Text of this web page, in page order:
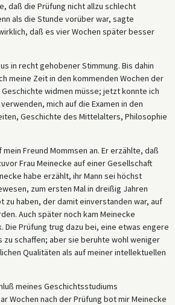
daß die Prüfung nicht allzu schlecht
als die Stunde vorüber war, sagte
daß es vier Wochen später besser
in recht gehobener Stimmung. Bis dahin
meine Zeit in den kommenden Wochen der
widmen müsse; jetzt konnte ich
mich auf die Examen in den
Geschichte des Mittelalters, Philosophie
Freund Mommsen an. Er erzählte, daß
Frau Meinecke auf einer Gesellschaft
habe erzählt, ihr Mann sei höchst
zum ersten Mal in dreißig Jahren
zu haben, der damit einverstanden war, auf
Auch später noch kam Meinecke
Die Prüfung trug dazu bei, eine etwas engere
zu schaffen; aber sie beruhte wohl weniger
Qualitäten als auf meiner intellektuellen
meines Geschichtsstudiums
Wochen nach der Prüfung bot mir Meinecke